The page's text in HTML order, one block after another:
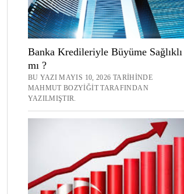
Banka Kredileriyle Büyüme Sağlıklı
mı ?
BU YAZI MAYIS 10, 2026 TARIHINDE
MAHMUT BOZYIĞIT TARAFINDAN
YAZILMIŞTIR.